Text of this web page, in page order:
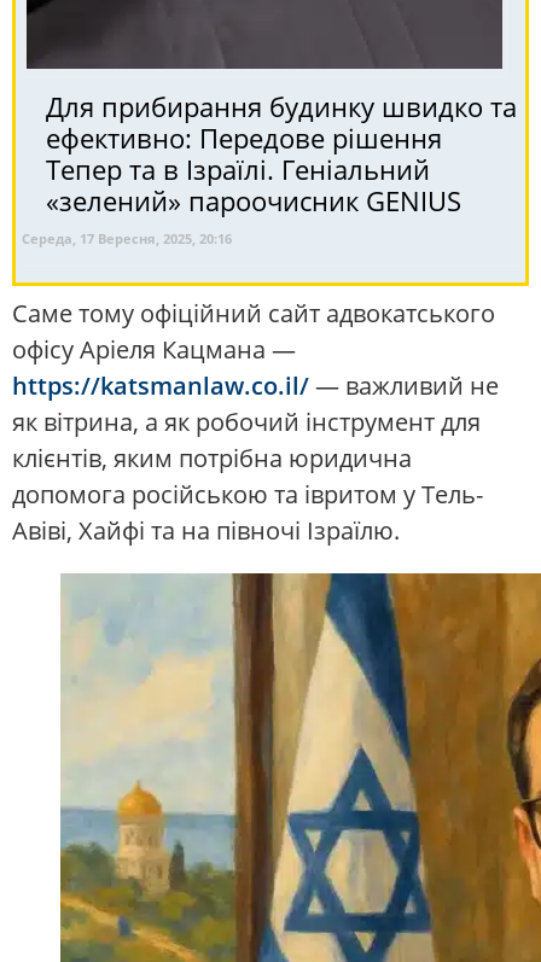
Для прибирання будинку швидко та
ефективно: Передове рішення
Тепер та в Ізраїлі. Геніальний
«зелений» пароочисник GENIUS
Середа, 17 Вересня, 2025, 20:16
Саме тому офіційний сайт адвокатського
офісу Аріеля Кацмана —
https://katsmanlaw.co.il/— важливий не
як вітрина, а як робочий інструмент для
клієнтів, яким потрібна юридична
допомога російською та івритом у Тель-
Авіві, Хайфі та на півночі Ізраїлю.